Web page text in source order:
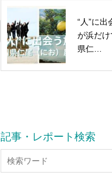
“人”に
が浜だけ
県仁…
記事・レポート検索